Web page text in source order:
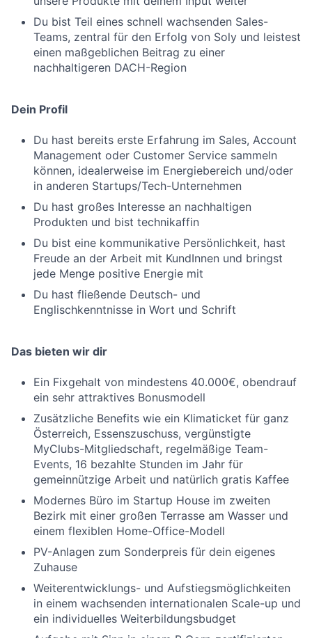
Du bist Teil eines schnell wachsenden Sales-
Teams, zentral für den Erfolg von Soly und leistest
einen maßgeblichen Beitrag zu einer
nachhaltigeren DACH-Region
Dein Profil
Du hast bereits erste Erfahrung im Sales, Account
Management oder Customer Service sammeln
können, idealerweise im Energiebereich und/oder
in anderen Startups/Tech-Unternehmen
Du hast großes Interesse an nachhaltigen
Produkten und bist technikaffin
Du bist eine kommunikative Persönlichkeit, hast
Freude an der Arbeit mit KundInnen und bringst
jede Menge positive Energie mit
Du hast fließende Deutsch- und
Englischkenntnisse in Wort und Schrift
Das bieten wir dir
Ein Fixgehalt von mindestens 40.000€, obendrauf
ein sehr attraktives Bonusmodell
Zusätzliche Benefits wie ein Klimaticket für ganz
Österreich, Essenszuschuss, vergünstigte
MyClubs-Mitgliedschaft, regelmäßige Team-
Events, 16 bezahlte Stunden im Jahr für
gemeinnützige Arbeit und natürlich gratis Kaffee
Modernes Büro im Startup House im zweiten
Bezirk mit einer großen Terrasse am Wasser und
einem flexiblen Home-Office-Modell
PV-Anlagen zum Sonderpreis für dein eigenes
Zuhause
Weiterentwicklungs- und Aufstiegsmöglichkeiten
in einem wachsenden internationalen Scale-up und
ein individuelles Weiterbildungsbudget